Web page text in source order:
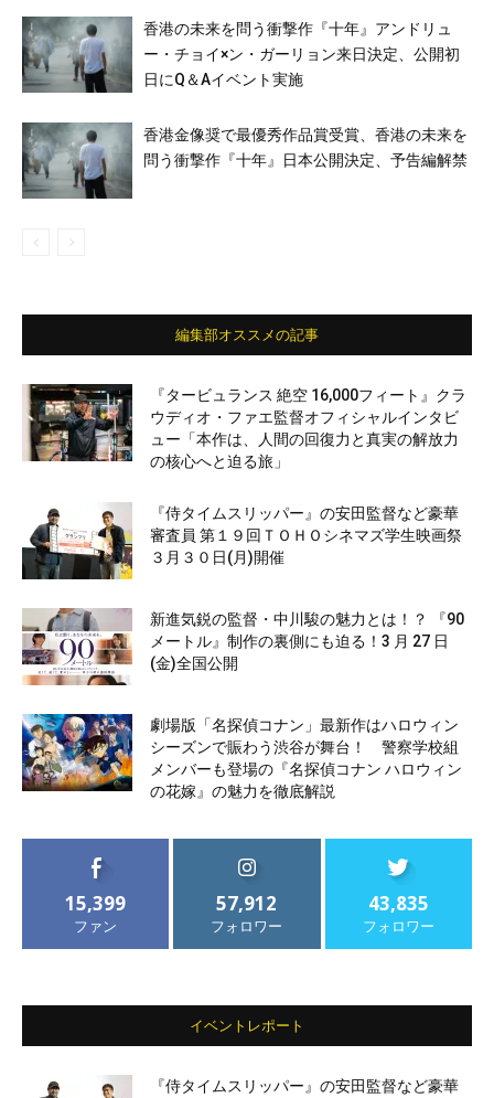
香港の未来を問う衝撃作『十年』アンドリュ
ー・チョイ×ン・ガーリョン来日決定、公開初
日にQ＆Aイベント実施
香港金像奨で最優秀作品賞受賞、香港の未来を
問う衝撃作『十年』日本公開決定、予告編解禁
編集部オススメの記事
『タービュランス 絶空 16,000フィート』クラ
ウディオ・ファエ監督オフィシャルインタビ
ュー「本作は、人間の回復力と真実の解放力
の核心へと迫る旅」
『侍タイムスリッパー』の安田監督など豪華
審査員 第１９回ＴＯＨＯシネマズ学生映画祭
３月３０日(月)開催
新進気鋭の監督・中川駿の魅力とは！？ 『90
メートル』制作の裏側にも迫る！3 月 27 日
(金)全国公開
劇場版「名探偵コナン」最新作はハロウィン
シーズンで賑わう渋谷が舞台！ 警察学校組
メンバーも登場の『名探偵コナン ハロウィン
の花嫁』の魅力を徹底解説
15,399
ファン
57,912
フォロワー
43,835
フォロワー
イベントレポート
『侍タイムスリッパー』の安田監督など豪華